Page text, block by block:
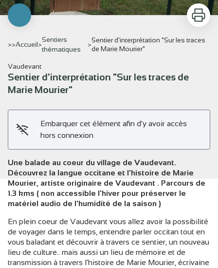
Imprimer
>>Accueil>
Sentiers
thématiques
>
Sentier d'interprétation "Sur les traces
de Marie Mourier"
Vaudevant
Sentier d'interprétation "Sur les traces de
Marie Mourier"
Embarquer cet élément afin d'y avoir accès
hors connexion
Une balade au coeur du village de Vaudevant.
Découvrez la langue occitane et l'histoire de Marie
Mourier, artiste originaire de Vaudevant . Parcours de
1.3 kms ( non accessible l'hiver pour préserver le
matériel audio de l'humidité de la saison )
En plein coeur de Vaudevant vous allez avoir la possibilité
de voyager dans le temps, entendre parler occitan tout en
vous baladant et découvrir à travers ce sentier, un nouveau
lieu de culture.. mais aussi un lieu de mémoire et de
transmission à travers l'histoire de Marie Mourier, écrivaine